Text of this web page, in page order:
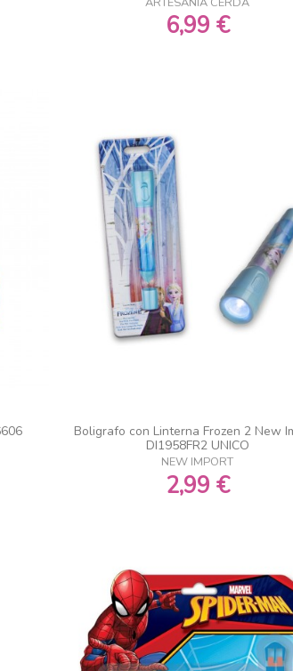
6,99 €
Boligrafo con Linterna Frozen 2 New
DI1958FR2 UNICO
NEW IMPORT
2,99 €